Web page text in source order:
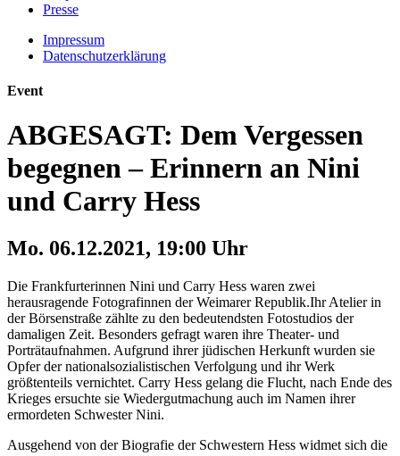
Presse
Impressum
Datenschutzerklärung
Event
ABGESAGT: Dem Vergessen
begegnen – Erinnern an Nini
und Carry Hess
Mo. 06.12.2021, 19:00 Uhr
Die Frankfurterinnen Nini und Carry Hess waren zwei
herausragende Fotografinnen der Weimarer Republik.Ihr Atelier in
der Börsenstraße zählte zu den bedeutendsten Fotostudios der
damaligen Zeit. Besonders gefragt waren ihre Theater- und
Porträtaufnahmen. Aufgrund ihrer jüdischen Herkunft wurden sie
Opfer der nationalsozialistischen Verfolgung und ihr Werk
größtenteils vernichtet. Carry Hess gelang die Flucht, nach Ende des
Krieges ersuchte sie Wiedergutmachung auch im Namen ihrer
ermordeten Schwester Nini.
Ausgehend von der Biografie der Schwestern Hess widmet sich die